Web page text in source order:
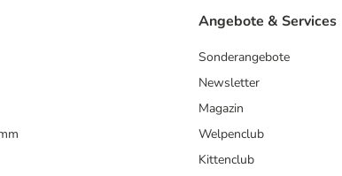
Angebote & Services
Sonderangebote
Newsletter
Magazin
Welpenclub
Kittenclub